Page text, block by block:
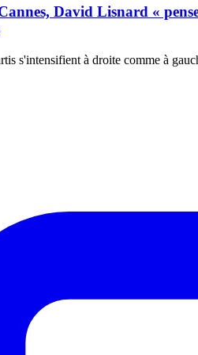
David Lisnard «
s'intensifient à droite comme à